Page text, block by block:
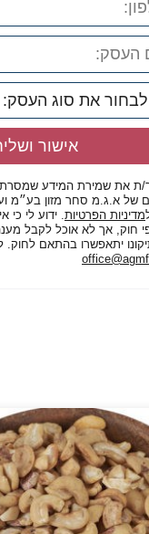
אישור
ת את שמירת המידע שמסרתי
של א.ג.מ סחר מזון בע״מ
מדיניות הפרטיות. ידוע לי כי
חוק, אך לא אוכל לקבל מענה
יתאפשרו בהתאם לחוק.